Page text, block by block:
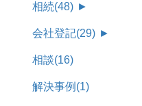
相続(48) ►
会社登記(29) ►
相談(16)
解決事例 (1)